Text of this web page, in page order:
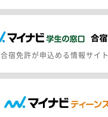
合宿免許が申込める情報サイト